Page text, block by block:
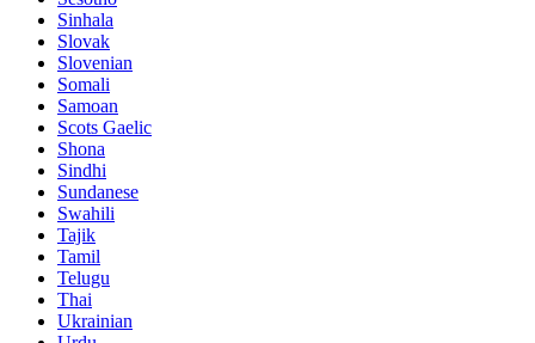
Sinhala
Slovak
Slovenian
Somali
Samoan
Scots Gaelic
Shona
Sindhi
Sundanese
Swahili
Tajik
Tamil
Telugu
Thai
Ukrainian